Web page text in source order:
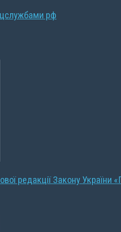
рф
редакції Закону України